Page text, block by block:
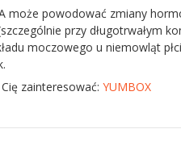
może powodować zmiany
przy długotrwałym
moczowego u niemowląt
zainteresować: YUMBOX